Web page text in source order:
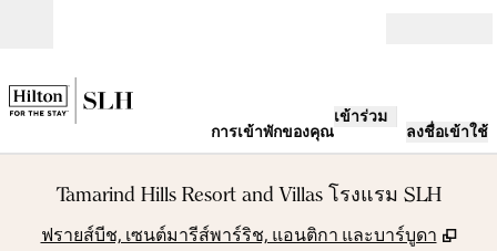
การเข้าพักของคุณ
เข้าร่วม
ลงชื่อเข้าใช้
Tamarind Hills Resort and Villas โรงแรม SLH
ฟรายส์บีช, เซนต์มารีส์พาร์ริช, แอนติกา และบาร์บูดา ,